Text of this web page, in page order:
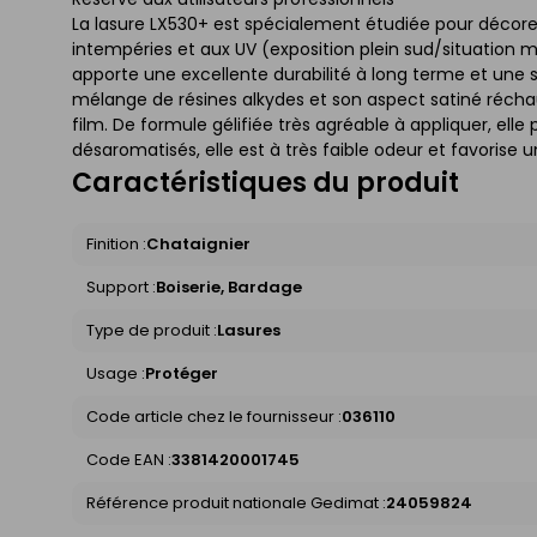
La lasure LX530+ est spécialement étudiée pour
intempéries et aux UV (exposition plein sud/situation
apporte une excellente durabilité à long terme et une
mélange de résines alkydes et son aspect satiné
film. De formule gélifiée très agréable à appliquer,
désaromatisés, elle est à très faible odeur et favorise
Caractéristiques du produit
Finition :Chataignier
Support :Boiserie, Bardage
Type de produit :Lasures
Usage :Protéger
Code article chez le fournisseur :036110
Code EAN :3381420001745
Référence produit nationale Gedimat :24059824